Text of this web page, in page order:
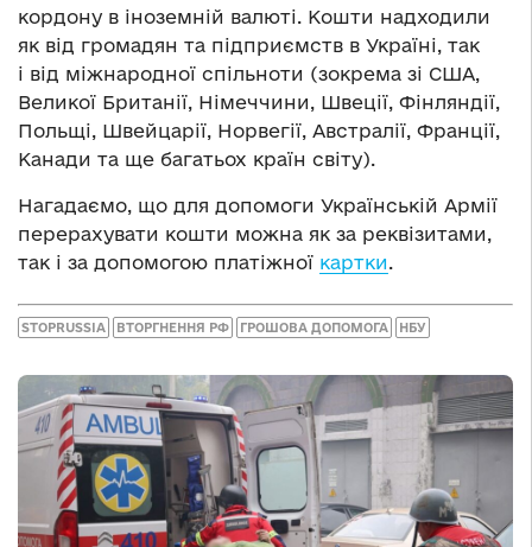
кордону в іноземній валюті. Кошти надходили
як від громадян та підприємств в Україні, так
і від міжнародної спільноти (зокрема зі США,
Великої Британії, Німеччини, Швеції, Фінляндії,
Польщі, Швейцарії, Норвегії, Австралії, Франції,
Канади та ще багатьох країн світу).
Нагадаємо, що для допомоги Українській Армії
перерахувати кошти можна як за реквізитами,
так і за допомогою платіжної картки.
STOPRUSSIA ВТОРГНЕННЯ РФ ГРОШОВА ДОПОМОГА НБУ